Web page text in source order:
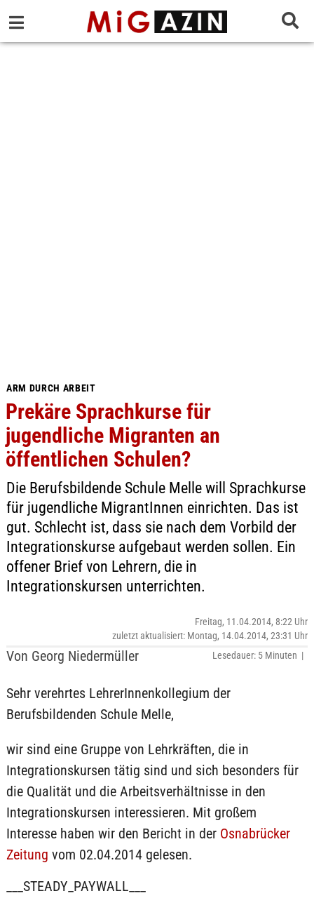
ARM DURCH ARBEIT
Prekäre Sprachkurse für
jugendliche Migranten an
öffentlichen Schulen?
Die Berufsbildende Schule Melle will Sprachkurse
für jugendliche MigrantInnen einrichten. Das ist
gut. Schlecht ist, dass sie nach dem Vorbild der
Integrationskurse aufgebaut werden sollen. Ein
offener Brief von Lehrern, die in
Integrationskursen unterrichten.
Von Georg Niedermüller
Freitag, 11.04.2014, 8:22 Uhr
zuletzt aktualisiert: Montag, 14.04.2014, 23:31 Uhr
Lesedauer: 5 Minuten |
Sehr verehrtes LehrerInnenkollegium der
Berufsbildenden Schule Melle,
wir sind eine Gruppe von Lehrkräften, die in
Integrationskursen tätig sind und sich besonders für
die Qualität und die Arbeitsverhältnisse in den
Integrationskursen interessieren. Mit großem
Interesse haben wir den Bericht in der Osnabrücker
Zeitung vom 02.04.2014 gelesen.
___STEADY_PAYWALL___